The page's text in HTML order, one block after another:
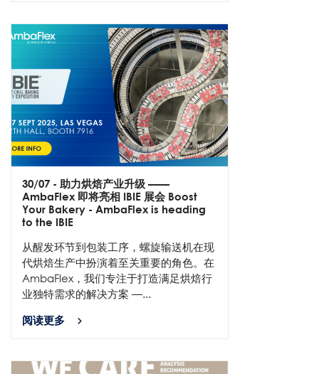
30/07 - 助力烘焙产业升级 ——
AmbaFlex 即将亮相 IBIE 展会 Boost
Your Bakery - AmbaFlex is heading
to the IBIE
从醒发环节到包装工序，螺旋输送机在现
代烘焙生产中扮演着至关重要的角色。在
AmbaFlex，我们专注于打造满足烘焙行
业独特需求的解决方案 —...
阅读更多